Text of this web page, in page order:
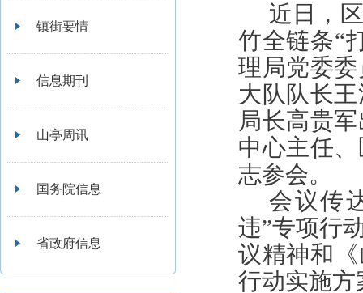
镇街要情
信息期刊
山亭周讯
国务院信息
省政府信息
近日，
竹全链条“
理局党委
大队队长
局长高贵
中心主任
志参会。
会议传
违”专项行
议精神和
行动实施方